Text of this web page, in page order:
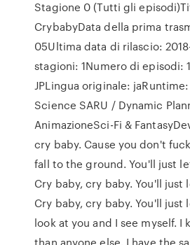
Stagione 0 (Tutti gli
CrybabyData della prima
05Ultima data di rilascio:
stagioni: 1Numero di episodi:
JPLingua originale:
Science SARU / Dynamic
AnimazioneSci-Fi &
cry baby. Cause you don't
fall to the ground. You'll just
Cry baby, cry baby. You'll just
Cry baby, cry baby. You'll just
look at you and I see myself.
than anyone else. I have the